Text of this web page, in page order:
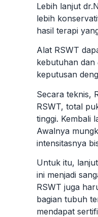
Lebih lanjut
lebih
hasil terapi
Alat RSWT
kebutuhan dan
keputusan
Secara teknis,
RSWT, total
tinggi. Kembali
Awalnya
intensitasnya
Untuk itu,
ini menjadi
RSWT juga
bagian tubuh
mendapat